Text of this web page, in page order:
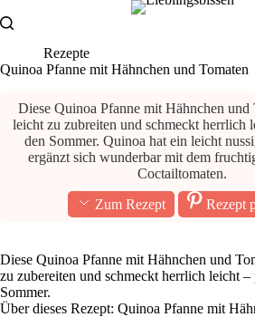
Inhalt
Rezepte
Quinoa Pfanne mit Hähnchen und Tomaten
Diese Quinoa Pfanne mit Hähnchen und
leicht zu zubreiten und schmeckt herrlich
den Sommer. Quinoa hat ein leicht
ergänzt sich wunderbar mit dem
Coctailtomaten.
Zum Rezept
Rezept
Diese Quinoa Pfanne mit Hähnchen und
zu zubereiten und schmeckt herrlich leicht –
Sommer.
Über dieses Rezept: Quinoa Pfanne mit